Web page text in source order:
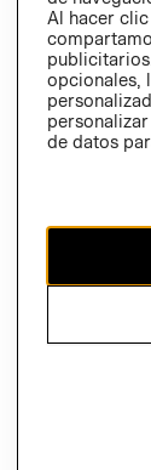
Ecuador ($)
CAMBIAR
El contenido de
propiedad de
RECIÉN
Al hacer clic
opcionales,
de datos